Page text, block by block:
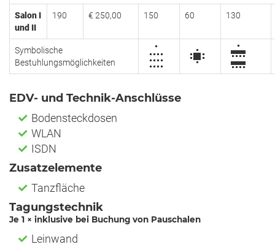
Salon I
und II
190 € 250,00 150 60 130
Symbolische
Bestuhlungsmöglichkeiten
EDV- und Technik-Anschlüsse
Bodensteckdosen
WLAN
ISDN
Zusatzelemente
Tanzfläche
Tagungstechnik
Je 1 × inklusive bei Buchung von Pauschalen
Leinwand